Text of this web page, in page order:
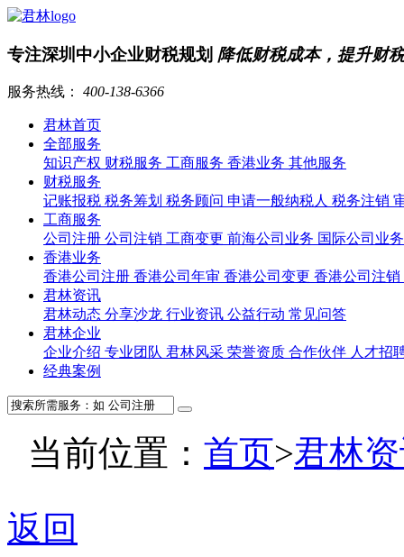
专注深圳中小企业财税规划 降低财税成本，提升财
服务热线： 400-138-6366
君林首页
全部服务
知识产权 财税服务 工商服务 香港业务 其他服务
财税服务
记账报税 税务筹划 税务顾问 申请一般纳税人 税务注销
工商服务
公司注册 公司注销 工商变更 前海公司业务 国际公司业
香港业务
香港公司注册 香港公司年审 香港公司变更 香港公司注销
君林资讯
君林动态 分享沙龙 行业资讯 公益行动 常见问答
君林企业
企业介绍 专业团队 君林风采 荣誉资质 合作伙伴 人才招
经典案例
当前位置： 首页>君林
返回